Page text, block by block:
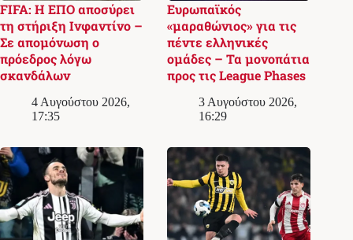
FIFA: Η ΕΠΟ αποσύρει
τη στήριξη Ινφαντίνο –
Σε απομόνωση ο
πρόεδρος λόγω
σκανδάλων
4 Αυγούστου 2026,
17:35
Ευρωπαϊκός
«μαραθώνιος» για τις
πέντε ελληνικές
ομάδες – Τα μονοπάτια
προς τις League Phases
3 Αυγούστου 2026,
16:29